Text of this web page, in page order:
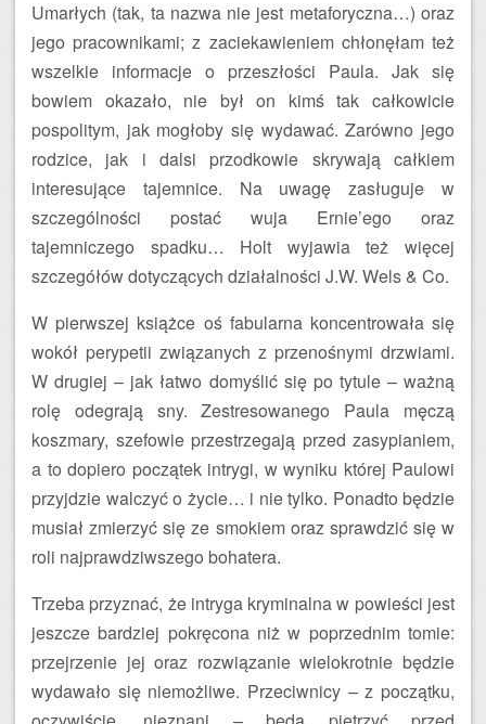
Umarłych (tak, ta nazwa nie jest metaforyczna…) oraz
jego pracownikami; z zaciekawieniem chłonęłam też
wszelkie informacje o przeszłości Paula. Jak się
bowiem okazało, nie był on kimś tak całkowicie
pospolitym, jak mogłoby się wydawać. Zarówno jego
rodzice, jak i dalsi przodkowie skrywają całkiem
interesujące tajemnice. Na uwagę zasługuje w
szczególności postać wuja Ernie’ego oraz
tajemniczego spadku… Holt wyjawia też więcej
szczegółów dotyczących działalności J.W. Wels & Co.
W pierwszej książce oś fabularna koncentrowała się
wokół perypetii związanych z przenośnymi drzwiami.
W drugiej – jak łatwo domyślić się po tytule – ważną
rolę odegrają sny. Zestresowanego Paula męczą
koszmary, szefowie przestrzegają przed zasypianiem,
a to dopiero początek intrygi, w wyniku której Paulowi
przyjdzie walczyć o życie… i nie tylko. Ponadto będzie
musiał zmierzyć się ze smokiem oraz sprawdzić się w
roli najprawdziwszego bohatera.
Trzeba przyznać, że intryga kryminalna w powieści jest
jeszcze bardziej pokręcona niż w poprzednim tomie:
przejrzenie jej oraz rozwiązanie wielokrotnie będzie
wydawało się niemożliwe. Przeciwnicy – z początku,